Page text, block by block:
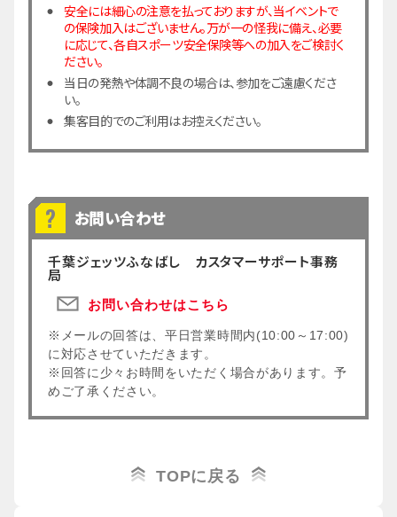
安全には細心の注意を払っておりますが、当イベントで
の保険加入はございません。万が一の怪我に備え、必要
に応じて、各自スポーツ安全保険等への加入をご検討く
ださい。
当日の発熱や体調不良の場合は、参加をご遠慮くださ
い。
集客目的でのご利用はお控えください。
お問い合わせ
千葉ジェッツふなばし カスタマーサポート事務
局
お問い合わせはこちら
※メールの回答は、平日営業時間内(10:00～17:00)
に対応させていただきます。
※回答に少々お時間をいただく場合があります。予
めご了承ください。
TOPに戻る